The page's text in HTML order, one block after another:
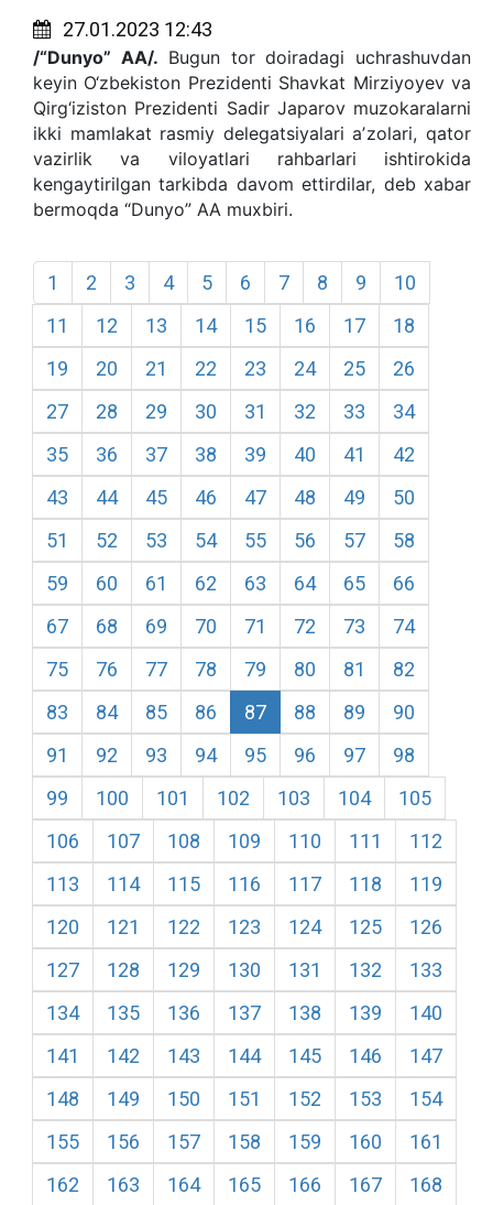
27.01.2023 12:43
/“Dunyo” AA/. Bugun tor doiradagi uchrashuvdan
keyin O‘zbekiston Prezidenti Shavkat Mirziyoyev va
Qirg‘iziston Prezidenti Sadir Japarov muzokaralarni
ikki mamlakat rasmiy delegatsiyalari aʼzolari, qator
vazirlik va viloyatlari rahbarlari ishtirokida
kengaytirilgan tarkibda davom ettirdilar, deb xabar
bermoqda “Dunyo” AA muxbiri.
1 2 3 4 5 6 7 8 9
10
11
12 13 14 15 16 17
18
19
20 21 22 23 24 25
26
27
28 29 30 31 32 33
34
35
36 37 38 39 40 41
42
43
44 45 46 47 48 49
50
51
52 53 54 55 56 57
58
59
60 61 62 63 64 65
66
67
68 69 70 71 72 73
74
75
76 77 78 79 80 81
82
83
84 85 86 87 88 89
90
91
92 93 94 95 96 97
98
99
100 101 102 103 104
105
106
107 108 109 110 111
112
113
114 115 116 117 118
119
120
121 122 123 124 125
126
127
128 129 130 131 132
133
134
135 136 137 138 139
140
141
142 143 144 145 146
147
148
149 150 151 152 153
154
155
156 157 158 159 160
161
162
163 164 165 166 167
168